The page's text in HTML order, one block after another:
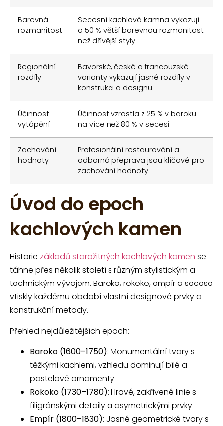
Barevná
rozmanitost
Secesní kachlová kamna vykazují
o 50 % větší barevnou rozmanitost
než dřívější styly
Regionální
rozdíly
Bavorské, české a francouzské
varianty vykazují jasné rozdíly v
konstrukci a designu
Účinnost
vytápění
Účinnost vzrostla z 25 % v baroku
na více než 80 % v secesi
Zachování
hodnoty
Profesionální restaurování a
odborná přeprava jsou klíčové pro
zachování hodnoty
Úvod do epoch
kachlových kamen
Historie základů starožitných kachlových kamen se
táhne přes několik století s různým stylistickým a
technickým vývojem. Baroko, rokoko, empír a secese
vtiskly každému období vlastní designové prvky a
konstrukční metody.
Přehled nejdůležitějších epoch:
Baroko (1600–1750): Monumentální tvary s
těžkými kachlemi, vzhledu dominují bílé a
pastelové ornamenty
Rokoko (1730–1780): Hravé, zakřivené linie s
filigránskými detaily a asymetrickými prvky
Empír (1800–1830): Jasné geometrické tvary s